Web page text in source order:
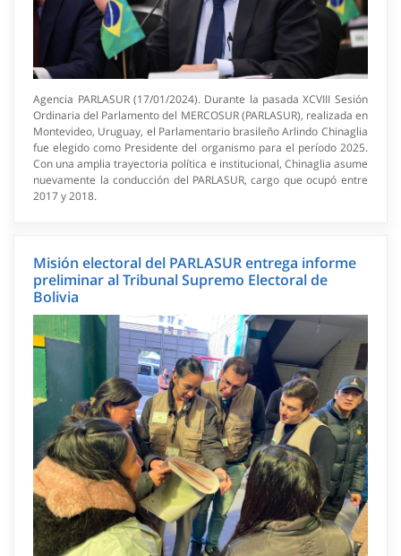
Agencia PARLASUR (17/01/2024). Durante la pasada XCVIII Sesión
Ordinaria del Parlamento del MERCOSUR (PARLASUR), realizada en
Montevideo, Uruguay, el Parlamentario brasileño Arlindo Chinaglia
fue elegido como Presidente del organismo para el período 2025.
Con una amplia trayectoria política e institucional, Chinaglia asume
nuevamente la conducción del PARLASUR, cargo que ocupó entre
2017 y 2018.
Misión electoral del PARLASUR entrega informe
preliminar al Tribunal Supremo Electoral de
Bolivia